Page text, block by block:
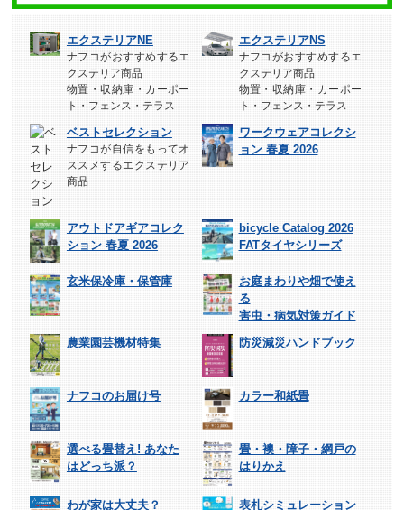
エクステリアNE
ナフコがおすすめするエ
クステリア商品
物置・収納庫・カーポー
ト・フェンス・テラス
エクステリアNS
ナフコがおすすめするエ
クステリア商品
物置・収納庫・カーポー
ト・フェンス・テラス
ベストセレクション
ナフコが自信をもってオ
ススメするエクステリア
商品
ワークウェアコレクシ
ョン 春夏 2026
アウトドアギアコレク
ション 春夏 2026
bicycle Catalog 2026
FATタイヤシリーズ
玄米保冷庫・保管庫
お庭まわりや畑で使え
る
害虫・病気対策ガイド
農業園芸機材特集
防災減災ハンドブック
ナフコのお届け号 カラー和紙畳
選べる畳替え! あなた
はどっち派？
畳・襖・障子・網戸の
はりかえ
わが家は大丈夫？ 表札シミュレーション